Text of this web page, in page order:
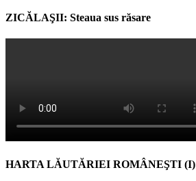
ZICĂLAŞII: Steaua sus răsare
HARTA LĂUTĂRIEI ROMÂNEŞTI (I)